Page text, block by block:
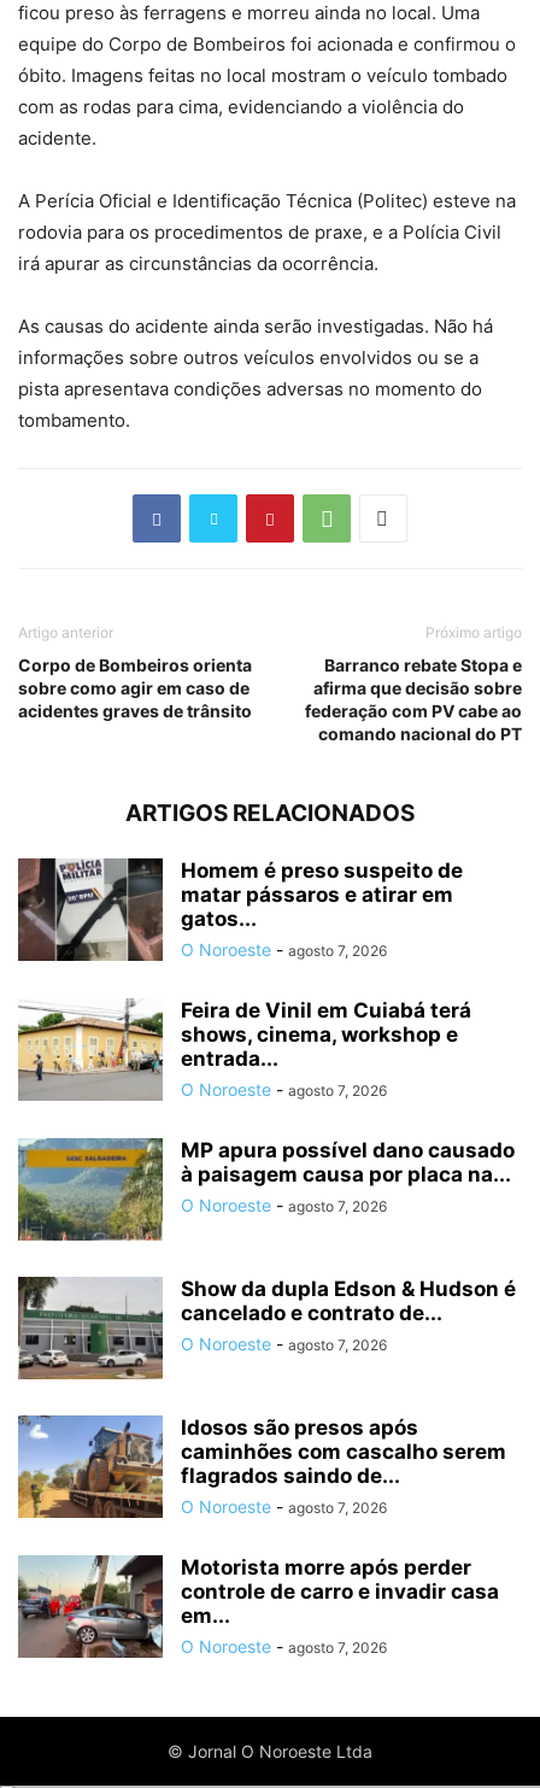
ficou preso às ferragens e morreu ainda no local. Uma
equipe do Corpo de Bombeiros foi acionada e confirmou o
óbito. Imagens feitas no local mostram o veículo tombado
com as rodas para cima, evidenciando a violência do
acidente.
A Perícia Oficial e Identificação Técnica (Politec) esteve na
rodovia para os procedimentos de praxe, e a Polícia Civil
irá apurar as circunstâncias da ocorrência.
As causas do acidente ainda serão investigadas. Não há
informações sobre outros veículos envolvidos ou se a
pista apresentava condições adversas no momento do
tombamento.
Artigo anterior
Corpo de Bombeiros orienta
sobre como agir em caso de
acidentes graves de trânsito
Próximo artigo
Barranco rebate Stopa e
afirma que decisão sobre
federação com PV cabe ao
comando nacional do PT
ARTIGOS RELACIONADOS
Homem é preso suspeito de
matar pássaros e atirar em
gatos...
O Noroeste - agosto 7, 2026
Feira de Vinil em Cuiabá terá
shows, cinema, workshop e
entrada...
O Noroeste - agosto 7, 2026
MP apura possível dano causado
à paisagem causa por placa na...
O Noroeste - agosto 7, 2026
Show da dupla Edson & Hudson é
cancelado e contrato de...
O Noroeste - agosto 7, 2026
Idosos são presos após
caminhões com cascalho serem
flagrados saindo de...
O Noroeste - agosto 7, 2026
Motorista morre após perder
controle de carro e invadir casa
em...
O Noroeste - agosto 7, 2026
© Jornal O Noroeste Ltda